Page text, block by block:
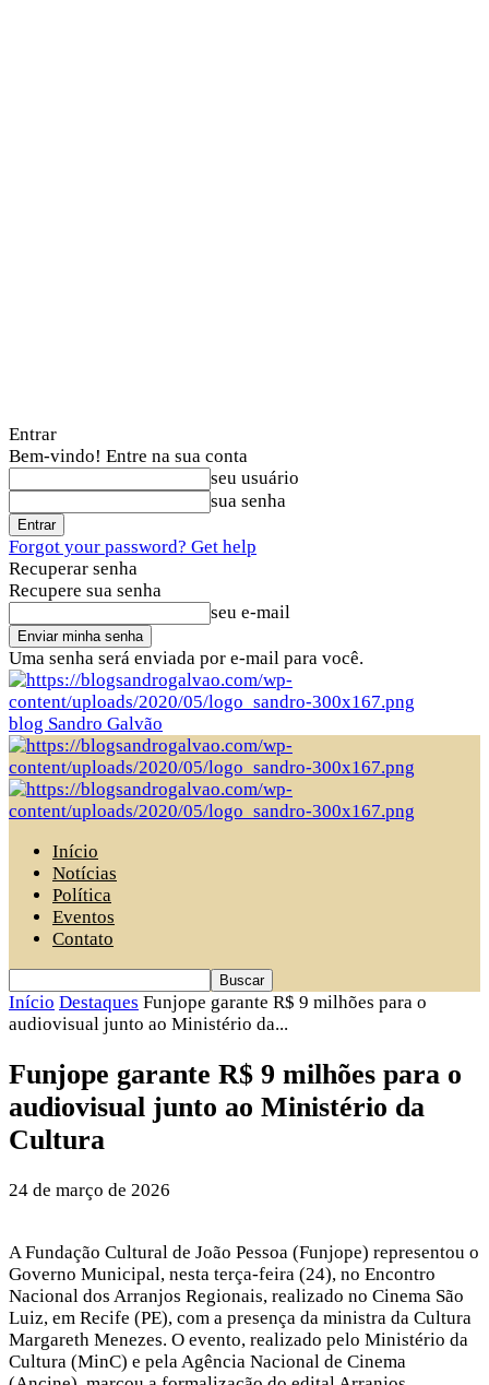
Entrar
Bem-vindo! Entre na sua conta
seu usuário
sua senha
Forgot your password? Get help
Recuperar senha
Recupere sua senha
seu e-mail
Uma senha será enviada por e-mail para você.
blog Sandro Galvão
Início
Notícias
Política
Eventos
Contato
Início Destaques Funjope garante R$ 9 milhões para o
audiovisual junto ao Ministério da...
Funjope garante R$ 9 milhões para o
audiovisual junto ao Ministério da
Cultura
24 de março de 2026
A Fundação Cultural de João Pessoa (Funjope) representou o
Governo Municipal, nesta terça-feira (24), no Encontro
Nacional dos Arranjos Regionais, realizado no Cinema São
Luiz, em Recife (PE), com a presença da ministra da Cultura
Margareth Menezes. O evento, realizado pelo Ministério da
Cultura (MinC) e pela Agência Nacional de Cinema